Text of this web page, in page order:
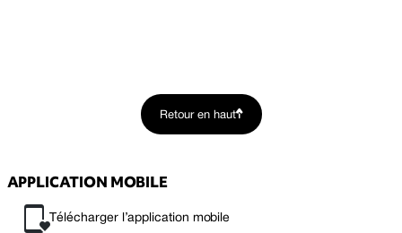
Retour en haut
APPLICATION MOBILE
Télécharger l’application mobile